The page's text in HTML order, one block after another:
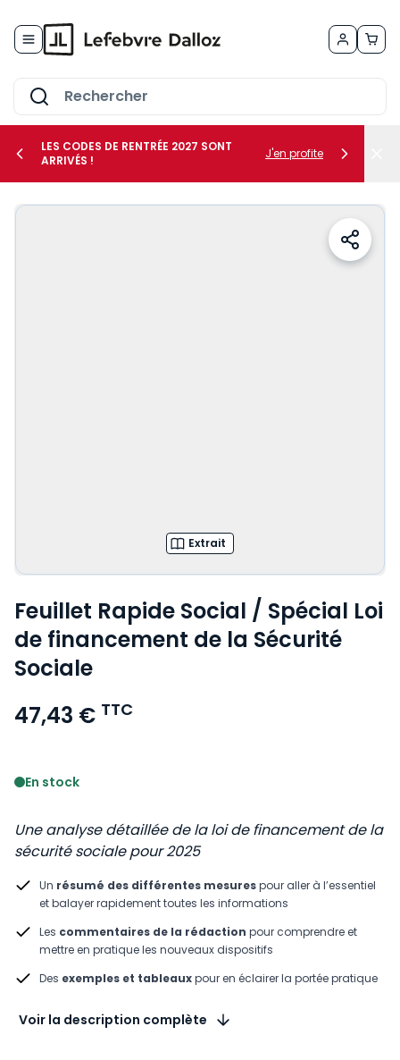
le sous-menu Vos métiers
LES CODES DE RENTRÉE 2027 SONT
ARRIVÉS !
J'en profite
Extrait
Feuillet Rapide Social / Spécial Loi
de financement de la Sécurité
Sociale
47,43 € TTC
En stock
Une analyse détaillée de la loi de financement de la
sécurité sociale pour 2025
Un résumé des différentes mesurespour aller à l’essentiel
et balayer rapidement toutes les informations
Les commentaires de la rédaction pour comprendre et
mettre en pratique les nouveaux dispositifs
Des exemples et tableauxpour en éclairer la portée pratique
Voir la description complète